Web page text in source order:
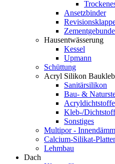
Ansetzbinder
Hausentwässerung
Kessel
Upmann
Schüttung
Acryl Silikon
Sanitärsilikon
Bau- &
Acryldichtstoffe
Kleb-/
Sonstiges
Multipor -
Calcium-Silikat-
Lehmbau
Dach